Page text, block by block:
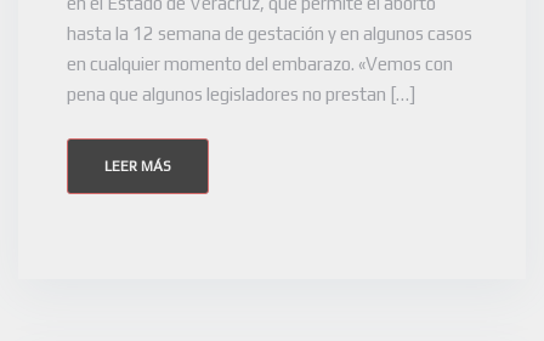
hasta la 12 semana de gestación y en algunos casos
en cualquier momento del embarazo. «Vemos con
pena que algunos legisladores no prestan […]
LEER MÁS